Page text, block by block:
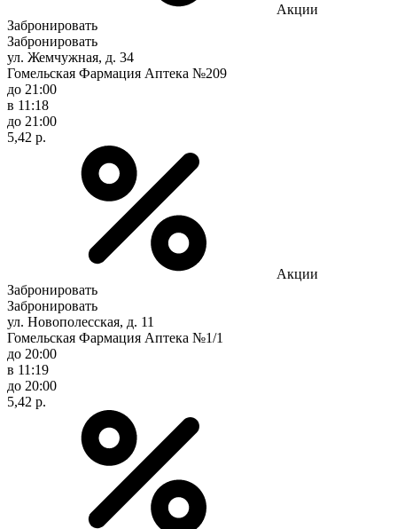
Акции
Забронировать
Забронировать
ул. Жемчужная, д. 34
Гомельская Фармация Аптека №209
до 21:00
в 11:18
до 21:00
5,42 р.
Акции
Забронировать
Забронировать
ул. Новополесская, д. 11
Гомельская Фармация Аптека №1/1
до 20:00
в 11:19
до 20:00
5,42 р.